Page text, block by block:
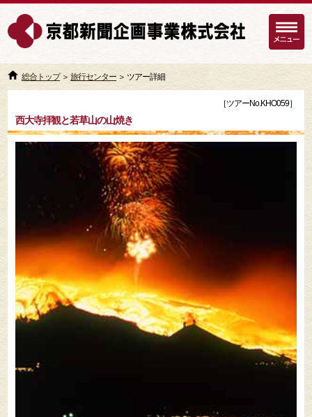
総合トップ＞旅行センター ＞ ツアー詳細
［ツアーNo.KHO059］
西大寺拝観と若草山の山焼き